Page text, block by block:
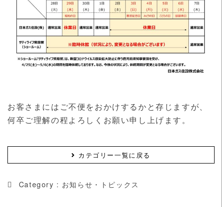
お客さまにはご不便をおかけするかと存じますが、
何卒ご理解の程よろしくお願い申し上げます。
カテゴリー一覧に戻る
Category : お知らせ・トピックス